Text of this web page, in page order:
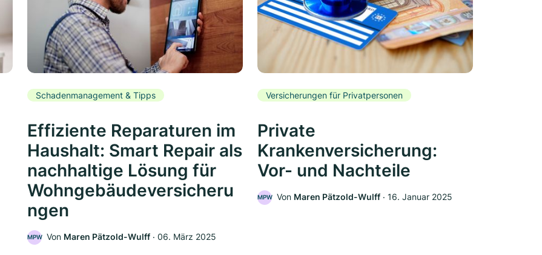
Schadenmanagement & Tipps
Effiziente Reparaturen im
Haushalt: Smart Repair als
nachhaltige Lösung für
Wohngebäudeversicheru
ngen
MPW Von Maren Pätzold-Wulff ‧ 06. März 2025
Versicherungen für Privatpersonen
Private
Krankenversicherung:
Vor- und Nachteile
MPW Von Maren Pätzold-Wulff ‧ 16. Januar 2025